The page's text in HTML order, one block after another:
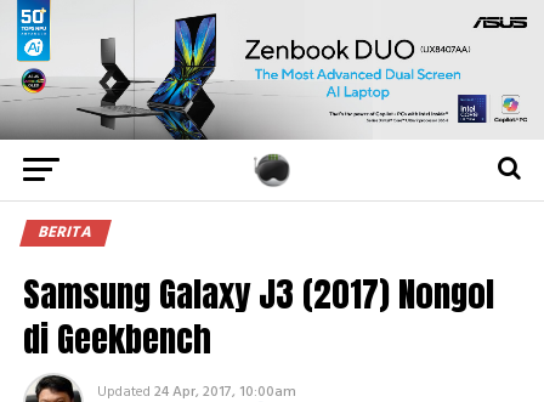
BERITA
Samsung Galaxy J3 (2017) Nongol
di Geekbench
Updated 24 Apr, 2017, 10:00am